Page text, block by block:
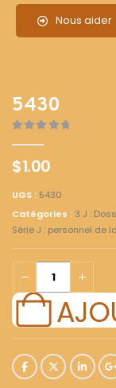
Nous aider
5430
$1.00
UGS : 5430
Catégories : 3 J :
Série J : personnel de